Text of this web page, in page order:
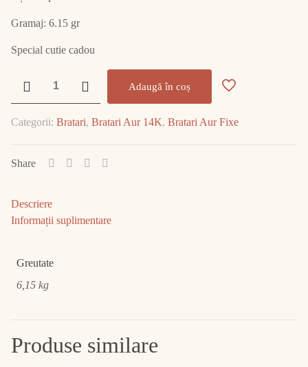
Gramaj: 6.15 gr
Special cutie cadou
Brățară
14K
E1727
Adaugă în coș
Categorii: Bratari, Bratari Aur 14K, Bratari Aur Fixe
Share
Descriere
Informații suplimentare
Greutate
6,15 kg
Produse similare